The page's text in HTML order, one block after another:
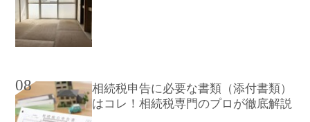
08
相続税申告に必要な書類（添付書類）
はコレ！相続税専門のプロが徹底解説